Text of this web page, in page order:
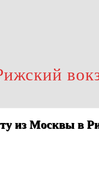
из Москвы в